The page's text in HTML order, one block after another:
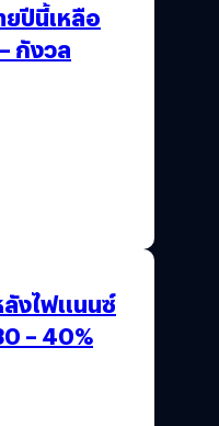
ยปีนี้เหลือ
กังวล
งไฟแนนซ์
– 40%